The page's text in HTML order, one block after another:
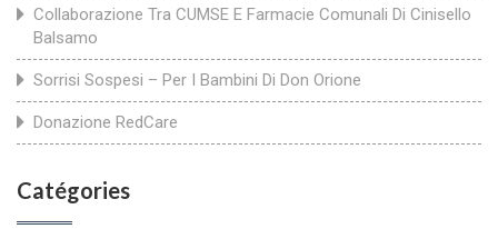
Collaborazione Tra CUMSE E Farmacie Comunali Di Cinisello
Balsamo
Sorrisi Sospesi – Per I Bambini Di Don Orione
Donazione RedCare
Catégories